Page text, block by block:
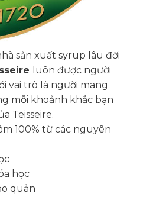
sản xuất syrup lâu đời
luôn được người
vai trò là người mang
mỗi khoảnh khắc bạn
Teisseire.
100% từ các nguyên
học
quản